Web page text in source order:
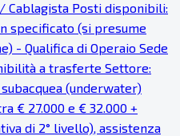
Cablagista Posti disponibili:
specificato (si presume
- Qualifica di Operaio Sede
a trasferte Settore:
(underwater)
€ 27.000 e € 32.000 +
di 2° livello), assistenza